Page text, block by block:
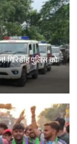
गिरिडीह पुलिस को